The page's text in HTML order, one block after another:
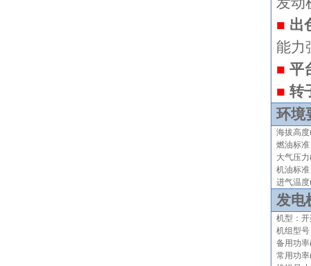
■ 出
能力
■ 平
■ 转
环境
海拔高度
燃油标
大气压
机油标
进气温
发电
机型： 开
机组型号
备用功率
常用功率